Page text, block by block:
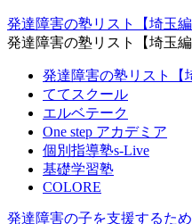
発達障害の塾リスト【埼玉編
発達障害の塾リスト【埼玉編
発達障害の塾リスト【
ててスクール
エルベテーク
One step アカデミア
個別指導塾s-Live
基礎学習塾
COLORE
発達障害の子を支援するた